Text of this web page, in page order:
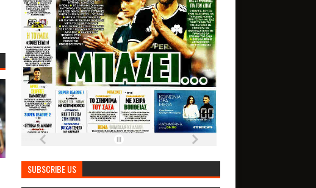
SUBSCRIBE US